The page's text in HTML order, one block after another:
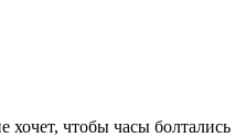
хочет, чтобы часы болтались